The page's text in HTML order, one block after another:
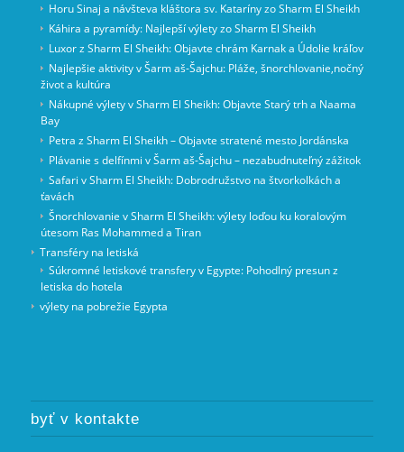
Horu Sinaj a návšteva kláštora sv. Kataríny zo Sharm El Sheikh
Káhira a pyramídy: Najlepší výlety zo Sharm El Sheikh
Luxor z Sharm El Sheikh: Objavte chrám Karnak a Údolie kráľov
Najlepšie aktivity v Šarm aš-Šajchu: Pláže, šnorchlovanie,nočný
život a kultúra
Nákupné výlety v Sharm El Sheikh: Objavte Starý trh a Naama
Bay
Petra z Sharm El Sheikh – Objavte stratené mesto Jordánska
Plávanie s delfínmi v Šarm aš-Šajchu – nezabudnuteľný zážitok
Safari v Sharm El Sheikh: Dobrodružstvo na štvorkolkách a
ťavách
Šnorchlovanie v Sharm El Sheikh: výlety loďou ku koralovým
útesom Ras Mohammed a Tiran
Transféry na letiská
Súkromné letiskové transfery v Egypte: Pohodlný presun z
letiska do hotela
výlety na pobrežie Egypta
byť v kontakte